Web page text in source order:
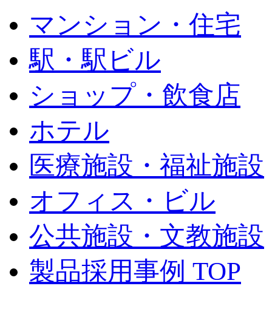
マンション・住宅
駅・駅ビル
ショップ・飲食店
ホテル
医療施設・福祉施設
オフィス・ビル
公共施設・文教施設
製品採用事例 TOP